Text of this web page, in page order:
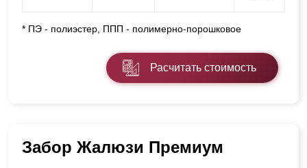
* ПЭ - полиэстер, ППП - полимерно-порошковое
Расчитать стоимость
Забор Жалюзи Премиум